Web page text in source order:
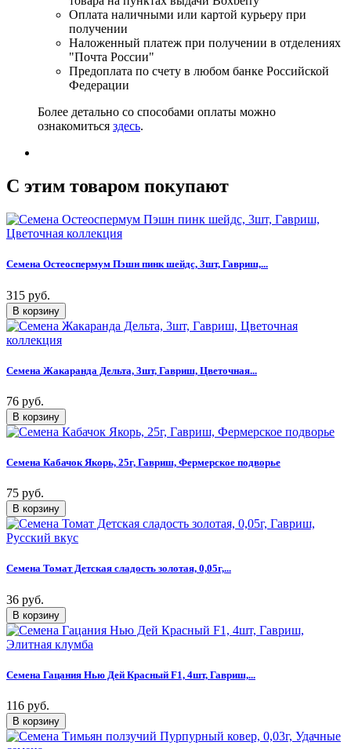
Оплата наличными или картой курьеру при
получении
Наложенный платеж при получении в отделениях
"Почта России"
Предоплата по счету в любом банке Российской
Федерации
Более детально со способами оплаты можно
ознакомиться здесь.
C этим товаром покупают
Семена Остеоспермум Пэшн пинк шейдс, 3шт, Гавриш,...
315 руб.
Семена Жакаранда Дельта, 3шт, Гавриш, Цветочная...
76 руб.
Семена Кабачок Якорь, 25г, Гавриш, Фермерское подворье
75 руб.
Семена Томат Детская сладость золотая, 0,05г,...
36 руб.
Семена Гацания Нью Дей Красный F1, 4шт, Гавриш,...
116 руб.